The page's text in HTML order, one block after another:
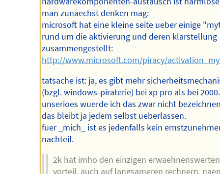
man zunaechst denken mag:
microsoft hat eine kleine seite ueber einige
rund um die aktivierung und deren klarstellung
zusammengestellt:
http://www.microsoft.com/piracy/
tatsache ist: ja, es gibt mehr
(bzgl. windows-piraterie) bei xp pro als bei
unserioes wuerde ich das zwar nicht
das bleibt ja jedem selbst ueberlassen.
fuer _mich_ ist es jedenfalls kein
nachteil.
2k hat imho den einzigen erwaehnenswerten
vorteil, auch auf langsameren rechnern,